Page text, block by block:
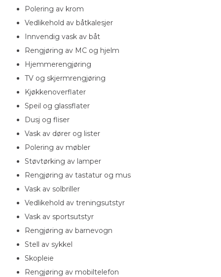
Polering av krom
Vedlikehold av båtkalesjer
Innvendig vask av båt
Rengjøring av MC og hjelm
Hjemmerengjøring
TV og skjermrengjøring
Kjøkkenoverflater
Speil og glassflater
Dusj og fliser
Vask av dører og lister
Polering av møbler
Støvtørking av lamper
Rengjøring av tastatur og mus
Vask av solbriller
Vedlikehold av treningsutstyr
Vask av sportsutstyr
Rengjøring av barnevogn
Stell av sykkel
Skopleie
Rengjøring av mobiltelefon